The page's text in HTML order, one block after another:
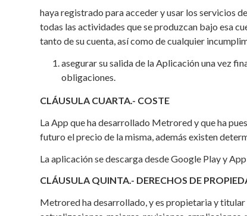
haya registrado para acceder y usar los servicios
todas las actividades que se produzcan bajo esa
tanto de su cuenta, así como de cualquier
asegurar su salida de la Aplicación una vez
obligaciones.
CLÁUSULA CUARTA.- COSTE
La App que ha desarrollado Metrored y que ha
futuro el precio de la misma, además existen
La aplicación se descarga desde Google Play y
CLÁUSULA QUINTA.- DERECHOS DE
Metrored ha desarrollado, y es propietaria y